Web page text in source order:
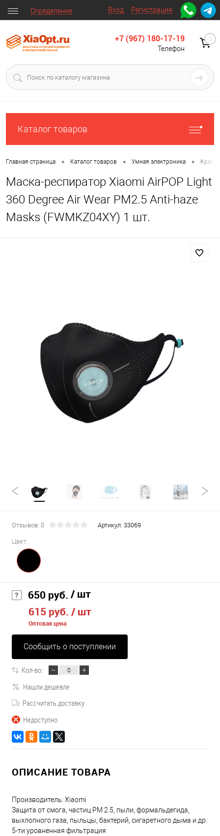
Вход Регистрация
Определение
+7 (967) 180-17-19
Телефон
0
Каталог товаров
Главная страница • Каталог товаров • Умная электроника •
Маска-респиратор Xiaomi AirPOP Light
360 Degree Air Wear PM2.5 Anti-haze
Masks (FWMKZ04XY) 1 шт.
Отзывов: 0 Артикул: 33069
Цвет:
650 руб. / шт
615 руб. / шт
Оптовая цена
Сообщить о поступлении
Кол-во:
Нашли дешевле
Рассчитать доставку
Недоступно
ОПИСАНИЕ ТОВАРА
Производитель: Xiaomi
Защита от смога, частиц PM 2.5, пыли, формальдегида,
выхлопного газа, пыльцы, бактерий, сигаретного дыма и др.
5-ти уровненная фильтрация